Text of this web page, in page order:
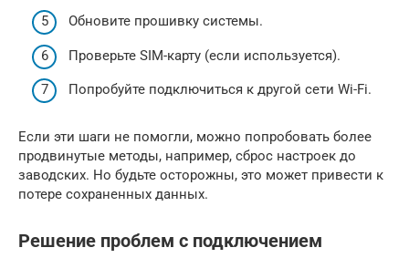
Обновите прошивку системы.
Проверьте SIM-карту (если используется).
Попробуйте подключиться к другой сети Wi-Fi.
Если эти шаги не помогли, можно попробовать более
продвинутые методы, например, сброс настроек до
заводских. Но будьте осторожны, это может привести к
потере сохраненных данных.
Решение проблем с подключением